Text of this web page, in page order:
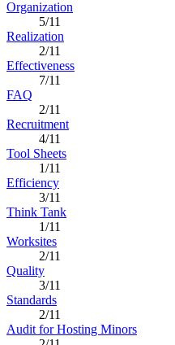
Organization
5/11
Realization
2/11
Effectiveness
7/11
FAQ
2/11
Recruitment
4/11
Tool Sheets
1/11
Efficiency
3/11
Think Tank
1/11
Worksites
2/11
Quality
3/11
Standards
2/11
Audit for Hosting Minors